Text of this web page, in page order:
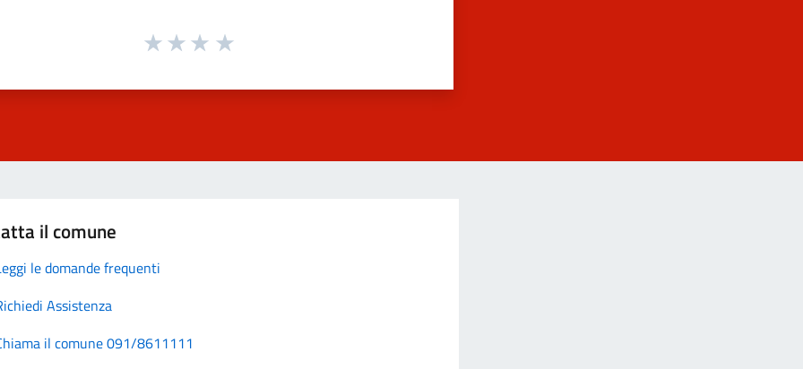
il comune
le domande frequenti
Assistenza
il comune 091/8611111